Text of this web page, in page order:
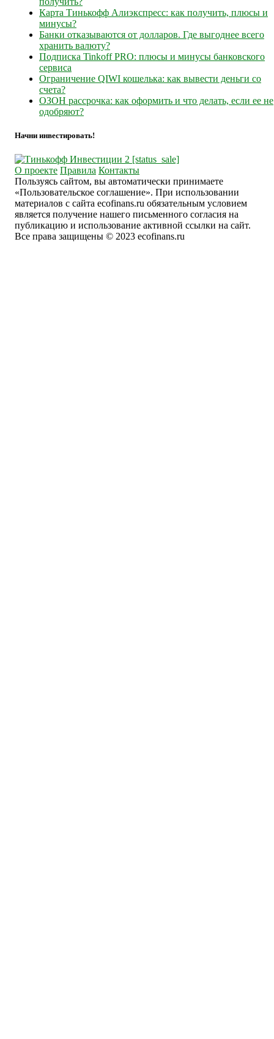
Карта Тинькофф Алиэкспресс: как получить, плюсы и
минусы?
Банки отказываются от долларов. Где выгоднее всего
хранить валюту?
Подписка Tinkoff PRO: плюсы и минусы банковского
сервиса
Ограничение QIWI кошелька: как вывести деньги со
счета?
ОЗОН рассрочка: как оформить и что делать, если ее не
одобряют?
Начни инвестировать!
О проекте Правила Контакты
Пользуясь сайтом, вы автоматически принимаете
«Пользовательское соглашение». При использовании
материалов с сайта ecofinans.ru обязательным условием
является получение нашего письменного согласия на
публикацию и использование активной ссылки на сайт.
Все права защищены © 2023 ecofinans.ru